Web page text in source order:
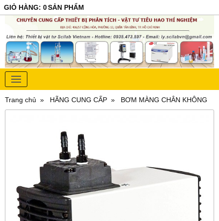
GIỎ HÀNG: 0SẢN PHẨM
Trang chủ HÃNG CUNG CẤP BƠM MÀNG CHÂN KHÔNG